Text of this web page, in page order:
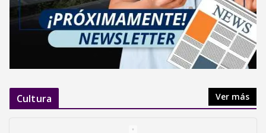
Cultura Ver más